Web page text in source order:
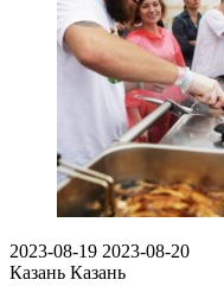
2023-08-19 2023-08-20
Казань Казань